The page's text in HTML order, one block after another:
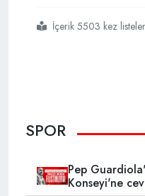
#galatasarayda
#yarsuvat
#dönemiİçerik 5503 kez
SPOR
Pep
Konseyi'ne